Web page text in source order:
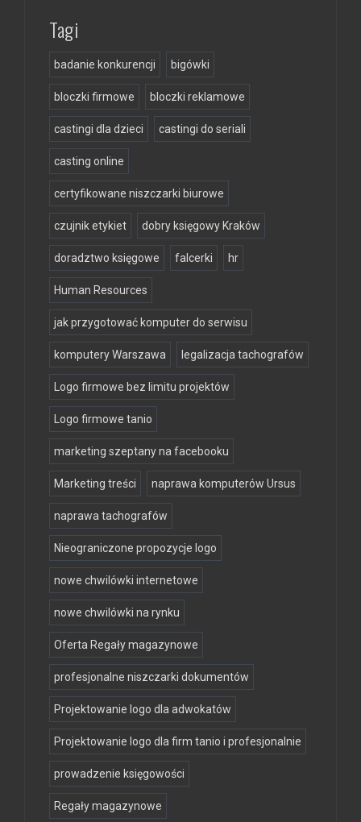
Tagi
badanie konkurencji bigówki
bloczki firmowe bloczki reklamowe
castingi dla dzieci castingi do seriali
casting online
certyfikowane niszczarki biurowe
czujnik etykiet dobry księgowy Kraków
doradztwo księgowe falcerki hr
Human Resources
jak przygotować komputer do serwisu
komputery Warszawa legalizacja tachografów
Logo firmowe bez limitu projektów
Logo firmowe tanio
marketing szeptany na facebooku
Marketing treści naprawa komputerów Ursus
naprawa tachografów
Nieograniczone propozycje logo
nowe chwilówki internetowe
nowe chwilówki na rynku
Oferta Regały magazynowe
profesjonalne niszczarki dokumentów
Projektowanie logo dla adwokatów
Projektowanie logo dla firm tanio i profesjonalnie
prowadzenie księgowości
Regały magazynowe